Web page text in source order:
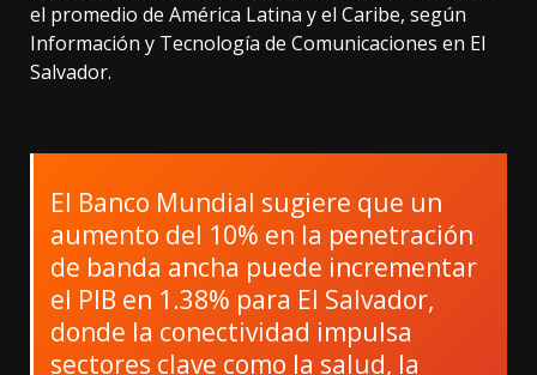
el promedio de América Latina y el Caribe, según
Información y Tecnología de Comunicaciones en El
Salvador.
El Banco Mundial sugiere que un
aumento del 10% en la penetración
de banda ancha puede incrementar
el PIB en 1.38% para El Salvador,
donde la conectividad impulsa
sectores clave como la salud, la